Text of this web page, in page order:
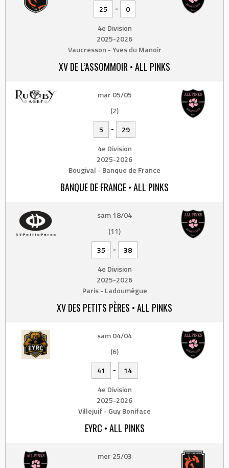
25
-
0
4e Division
2025-2026
Vaucresson - Yves du Manoir
XV DE L’ASSOMMOIR • ALL PINKS
mar 05/05
(2)
5
-
29
4e Division
2025-2026
Bougival - Banque de France
BANQUE DE FRANCE • ALL PINKS
sam 18/04
(11)
35
-
38
4e Division
2025-2026
Paris - Ladoumègue
XV DES PETITS PÈRES • ALL PINKS
sam 04/04
(6)
41
-
14
4e Division
2025-2026
Villejuif - Guy Boniface
EYRC • ALL PINKS
mer 25/03